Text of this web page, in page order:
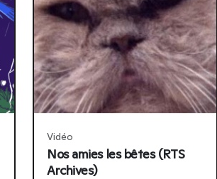
Vidéo
Nos amies les bêtes (RTS
Archives)